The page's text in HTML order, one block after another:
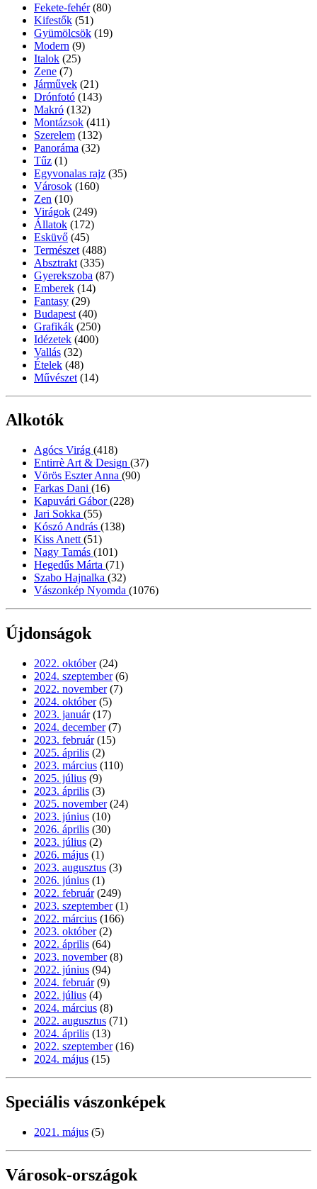
Fekete-fehér (80)
Kifestők (51)
Gyümölcsök (19)
Modern (9)
Italok (25)
Zene (7)
Járművek (21)
Drónfotó (143)
Makró (132)
Montázsok (411)
Szerelem (132)
Panoráma (32)
Tűz (1)
Egyvonalas rajz (35)
Városok (160)
Zen (10)
Virágok (249)
Állatok (172)
Esküvő (45)
Természet (488)
Absztrakt (335)
Gyerekszoba (87)
Emberek (14)
Fantasy (29)
Budapest (40)
Grafikák (250)
Idézetek (400)
Vallás (32)
Ételek (48)
Művészet (14)
Alkotók
Agócs Virág (418)
Entirrè Art & Design (37)
Vörös Eszter Anna (90)
Farkas Dani (16)
Kapuvári Gábor(228)
Jari Sokka (55)
Kószó András (138)
Kiss Anett (51)
Nagy Tamás (101)
Hegedűs Márta (71)
Szabo Hajnalka (32)
Vászonkép Nyomda (1076)
Újdonságok
2022. október (24)
2024. szeptember (6)
2022. november (7)
2024. október (5)
2023. január (17)
2024. december (7)
2023. február (15)
2025. április (2)
2023. március (110)
2025. július (9)
2023. április (3)
2025. november (24)
2023. június (10)
2026. április (30)
2023. július (2)
2026. május (1)
2023. augusztus (3)
2026. június (1)
2022. február (249)
2023. szeptember (1)
2022. március (166)
2023. október (2)
2022. április (64)
2023. november (8)
2022. június (94)
2024. február (9)
2022. július (4)
2024. március (8)
2022. augusztus (71)
2024. április (13)
2022. szeptember (16)
2024. május (15)
Speciális vászonképek
2021. május (5)
Városok-országok